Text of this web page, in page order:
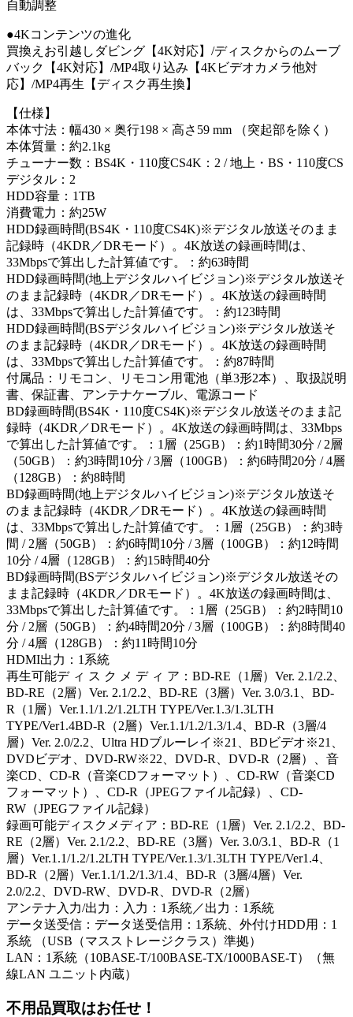
自動調整
●4Kコンテンツの進化
買換えお引越しダビング【4K対応】/ディスクからのムーブ
バック【4K対応】/MP4取り込み【4Kビデオカメラ他対
応】/MP4再生【ディスク再生換】
【仕様】
本体寸法：幅430 × 奥行198 × 高さ59 mm （突起部を除く）
本体質量：約2.1kg
チューナー数：BS4K・110度CS4K：2 / 地上・BS・110度CS
デジタル：2
HDD容量：1TB
消費電力：約25W
HDD録画時間(BS4K・110度CS4K)※デジタル放送そのまま
記録時（4KDR／DRモード）。4K放送の録画時間は、
33Mbpsで算出した計算値です。：約63時間
HDD録画時間(地上デジタルハイビジョン)※デジタル放送そ
のまま記録時（4KDR／DRモード）。4K放送の録画時間
は、33Mbpsで算出した計算値です。：約123時間
HDD録画時間(BSデジタルハイビジョン)※デジタル放送そ
のまま記録時（4KDR／DRモード）。4K放送の録画時間
は、33Mbpsで算出した計算値です。：約87時間
付属品：リモコン、リモコン用電池（単3形2本）、取扱説明
書、保証書、アンテナケーブル、電源コード
BD録画時間(BS4K・110度CS4K)※デジタル放送そのまま記
録時（4KDR／DRモード）。4K放送の録画時間は、33Mbps
で算出した計算値です。：1層（25GB）：約1時間30分 / 2層
（50GB）：約3時間10分 / 3層（100GB）：約6時間20分 / 4層
（128GB）：約8時間
BD録画時間(地上デジタルハイビジョン)※デジタル放送そ
のまま記録時（4KDR／DRモード）。4K放送の録画時間
は、33Mbpsで算出した計算値です。：1層（25GB）：約3時
間 / 2層（50GB）：約6時間10分 / 3層（100GB）：約12時間
10分 / 4層（128GB）：約15時間40分
BD録画時間(BSデジタルハイビジョン)※デジタル放送その
まま記録時（4KDR／DRモード）。4K放送の録画時間は、
33Mbpsで算出した計算値です。：1層（25GB）：約2時間10
分 / 2層（50GB）：約4時間20分 / 3層（100GB）：約8時間40
分 / 4層（128GB）：約11時間10分
HDMI出力：1系統
再生可能デ ィ ス ク メ デ ィ ア：BD-RE（1層）Ver. 2.1/2.2、
BD-RE（2層）Ver. 2.1/2.2、BD-RE（3層）Ver. 3.0/3.1、BD-
R（1層）Ver.1.1/1.2/1.2LTH TYPE/Ver.1.3/1.3LTH
TYPE/Ver1.4BD-R（2層）Ver.1.1/1.2/1.3/1.4、BD-R（3層/4
層）Ver. 2.0/2.2、Ultra HDブルーレイ※21、BDビデオ※21、
DVDビデオ、DVD-RW※22、DVD-R、DVD-R（2層）、音
楽CD、CD-R（音楽CDフォーマット）、CD-RW（音楽CD
フォーマット）、CD-R（JPEGファイル記録）、CD-
RW（JPEGファイル記録）
録画可能ディスクメディア：BD-RE（1層）Ver. 2.1/2.2、BD-
RE（2層）Ver. 2.1/2.2、BD-RE（3層）Ver. 3.0/3.1、BD-R（1
層）Ver.1.1/1.2/1.2LTH TYPE/Ver.1.3/1.3LTH TYPE/Ver1.4、
BD-R（2層）Ver.1.1/1.2/1.3/1.4、BD-R（3層/4層）Ver.
2.0/2.2、DVD-RW、DVD-R、DVD-R（2層）
アンテナ入力/出力：入力：1系統／出力：1系統
データ送受信：データ送受信用：1系統、外付けHDD用：1
系統 （USB（マスストレージクラス）準拠）
LAN：1系統（10BASE-T/100BASE-TX/1000BASE-T）（無
線LAN ユニット内蔵）
不用品買取はお任せ！